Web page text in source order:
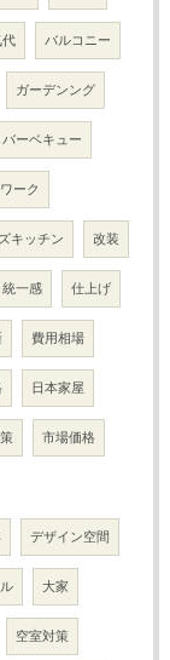
代 バルコニー
ガーデンング
バーベキュー
ーク
キッチン 改装
統一感 仕上げ
費用相場
日本家屋
市場価格
デザイン空間
大家
空室対策